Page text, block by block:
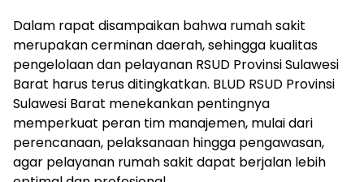
Dalam rapat disampaikan bahwa rumah sakit
merupakan cerminan daerah, sehingga kualitas
pengelolaan dan pelayanan RSUD Provinsi Sulawesi
Barat harus terus ditingkatkan. BLUD RSUD Provinsi
Sulawesi Barat menekankan pentingnya
memperkuat peran tim manajemen, mulai dari
perencanaan, pelaksanaan hingga pengawasan,
agar pelayanan rumah sakit dapat berjalan lebih